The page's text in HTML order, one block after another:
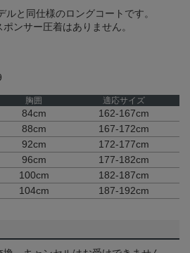
と同仕様のロングコートです。
ンサー圧着はありません。
胸囲 適応サイズ
84cm
162-167cm
88cm
167-172cm
92cm
172-177cm
96cm
177-182cm
100cm
182-187cm
104cm 187-192cm